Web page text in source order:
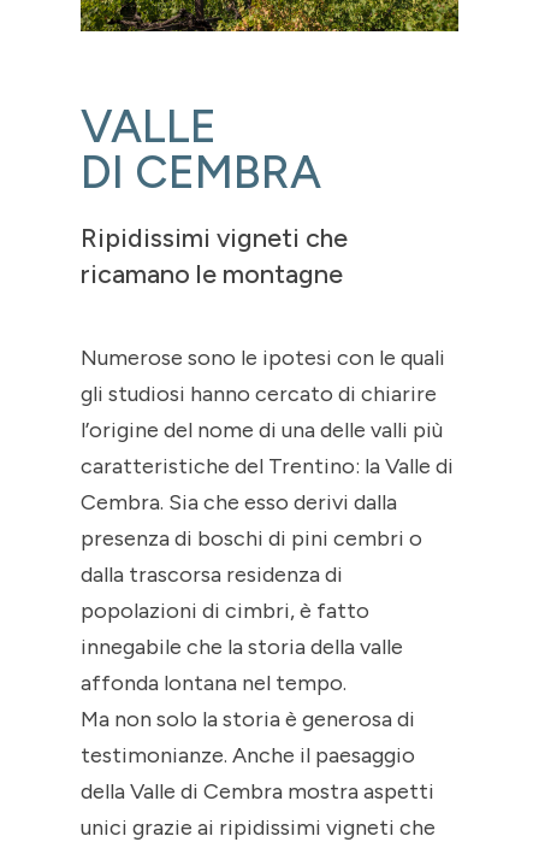
VALLE
DI CEMBRA
Ripidissimi vigneti che
ricamano le montagne
Numerose sono le ipotesi con le quali
gli studiosi hanno cercato di chiarire
l’origine del nome di una delle valli più
caratteristiche del Trentino: la Valle di
Cembra. Sia che esso derivi dalla
presenza di boschi di pini cembri o
dalla trascorsa residenza di
popolazioni di cimbri, è fatto
innegabile che la storia della valle
affonda lontana nel tempo.
Ma non solo la storia è generosa di
testimonianze. Anche il paesaggio
della Valle di Cembra mostra aspetti
unici grazie ai ripidissimi vigneti che